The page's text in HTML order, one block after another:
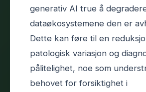
generativ AI true å
dataøkosystemene den er
Dette kan føre til en
patologisk variasjon og
pålitelighet, noe som
behovet for forsiktighet i